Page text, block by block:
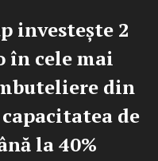
investește 2
în cele mai
din
de
la 40%